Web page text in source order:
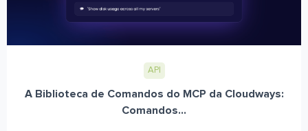
API
A Biblioteca de Comandos do MCP da Cloudways:
Comandos...